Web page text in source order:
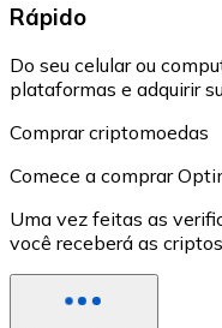
Rápido
Do seu celular ou
plataformas e adquirir
Comprar criptomoedas
Comece a comprar
Uma vez feitas as
você receberá as